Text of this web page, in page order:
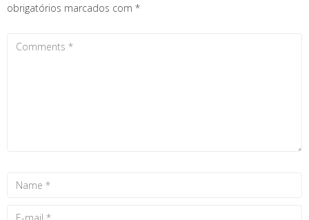
obrigatórios marcados com *